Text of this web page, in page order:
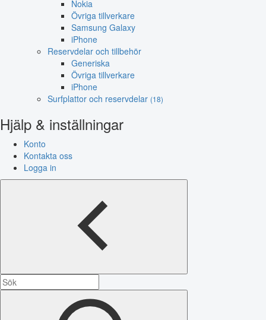
Nokia
Övriga tillverkare
Samsung Galaxy
iPhone
Reservdelar och tillbehör
Generiska
Övriga tillverkare
iPhone
Surfplattor och reservdelar (18)
Hjälp & inställningar
Konto
Kontakta oss
Logga in